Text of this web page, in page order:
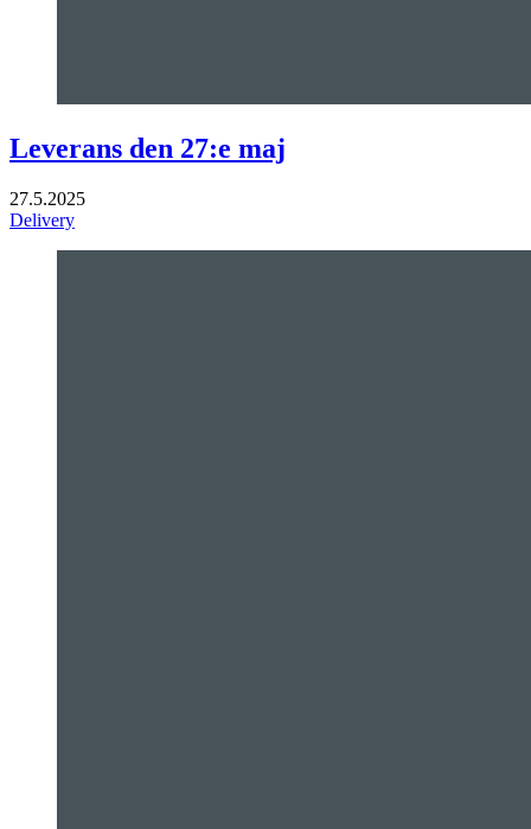
Leverans den 27:e maj
27.5.2025
Delivery